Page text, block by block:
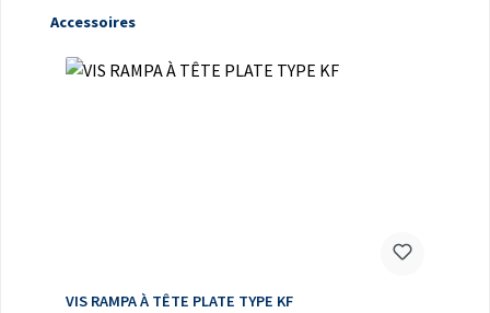
Ignorer la galerie de produits
Accessoires
VIS RAMPA À TÊTE PLATE TYPE KF